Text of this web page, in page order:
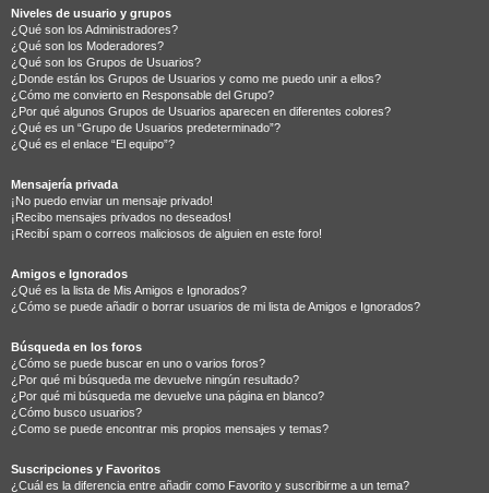
Niveles de usuario y grupos
¿Qué son los Administradores?
¿Qué son los Moderadores?
¿Qué son los Grupos de Usuarios?
¿Donde están los Grupos de Usuarios y como me puedo unir a ellos?
¿Cómo me convierto en Responsable del Grupo?
¿Por qué algunos Grupos de Usuarios aparecen en diferentes colores?
¿Qué es un “Grupo de Usuarios predeterminado”?
¿Qué es el enlace “El equipo”?
Mensajería privada
¡No puedo enviar un mensaje privado!
¡Recibo mensajes privados no deseados!
¡Recibí spam o correos maliciosos de alguien en este foro!
Amigos e Ignorados
¿Qué es la lista de Mis Amigos e Ignorados?
¿Cómo se puede añadir o borrar usuarios de mi lista de Amigos e Ignorados?
Búsqueda en los foros
¿Cómo se puede buscar en uno o varios foros?
¿Por qué mi búsqueda me devuelve ningún resultado?
¿Por qué mi búsqueda me devuelve una página en blanco?
¿Cómo busco usuarios?
¿Como se puede encontrar mis propios mensajes y temas?
Suscripciones y Favoritos
¿Cuál es la diferencia entre añadir como Favorito y suscribirme a un tema?